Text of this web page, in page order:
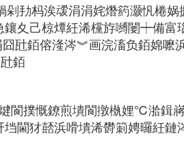
劧杩涘叆涓涓姹熸箹灏忛棬
夊己椋燂紝浠欓斿嚩闄┿備富
瓧銆傛湰涔︾画浣滀负銆婂嚒
銆
閬撲慨鐐煎墤閬撴槸娌℃湁鍓
閫犲嚭浜嗗墤浠欎箣娉曪紝